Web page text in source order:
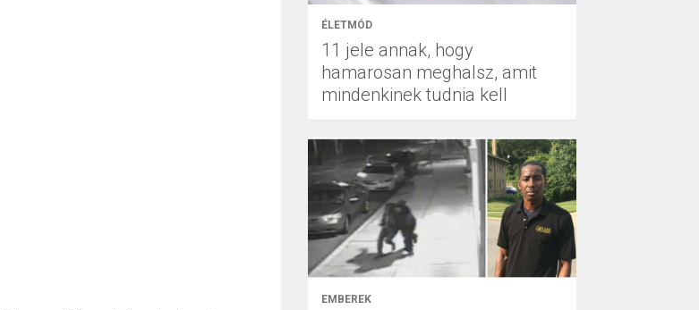
ÉLETMÓD
11 jele annak, hogy
hamarosan meghalsz, amit
mindenkinek tudnia kell
EMBEREK